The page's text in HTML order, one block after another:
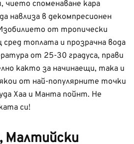
споменаване кара
навлиза в декомпресионен
от тропически
топлата и прозрачна вода
от 25-30 градуса, прави
както за начинаещи, така и
от най-популярните точки
Хаа и Манта пойнт. Не
си!
Малтийски